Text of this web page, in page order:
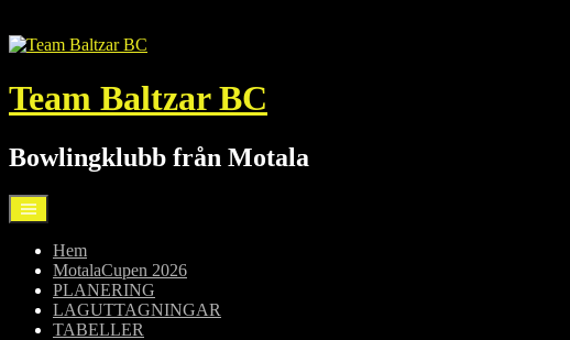
till
Team Baltzar BC
Bowlingklubb från Motala
Hem
MotalaCupen 2026
PLANERING
LAGUTTAGNINGAR
TABELLER